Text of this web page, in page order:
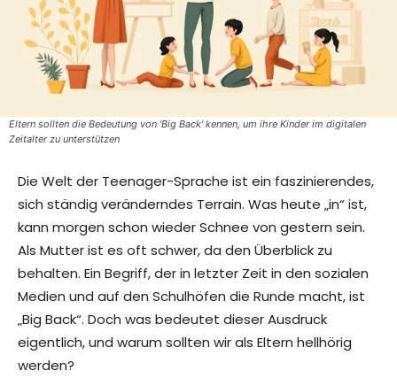
Eltern sollten die Bedeutung von 'Big Back' kennen, um ihre Kinder im digitalen
Zeitalter zu unterstützen
Die Welt der Teenager-Sprache ist ein faszinierendes,
sich ständig veränderndes Terrain. Was heute „in“ ist,
kann morgen schon wieder Schnee von gestern sein.
Als Mutter ist es oft schwer, da den Überblick zu
behalten. Ein Begriff, der in letzter Zeit in den sozialen
Medien und auf den Schulhöfen die Runde macht, ist
„Big Back“. Doch was bedeutet dieser Ausdruck
eigentlich, und warum sollten wir als Eltern hellhörig
werden?